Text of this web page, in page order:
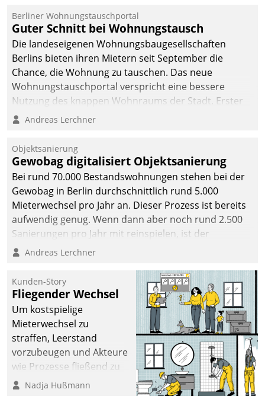
Berliner Wohnungstauschportal
Guter Schnitt bei Wohnungstausch
Die landeseigenen Wohnungsbaugesellschaften
Berlins bieten ihren Mietern seit September die
Chance, die Wohnung zu tauschen. Das neue
Wohnungstauschportal verspricht eine bessere
Nutzung des knappen Wohnraums der Stadt. Erster
Anwendungsfall für Datatrains Lösung API-Hub mit
Unternehmen.
Andreas Lerchner
Objektsanierung
Gewobag digitalisiert Objektsanierung
Bei rund 70.000 Bestandswohnungen stehen bei der
Gewobag in Berlin durchschnittlich rund 5.000
Mieterwechsel pro Jahr an. Dieser Prozess ist bereits
aufwendig genug. Wenn dann aber noch rund 2.500
Sanierungen pro Jahr mit reinspielen, ist der
Betreuungs- und Organisationsaufwand immens. Im
kommunale Wohnungsbauunternehmen daher
gemeinsam mit der Berliner Datatrain GmbH den
Teilprozess der Objektsanierung digitalisiert.
Andreas Lerchner
Kunden-Story
Fliegender Wechsel
Um kostspielige
Mieterwechsel zu
straffen, Leerstand
vorzubeugen und Akteure
wie Prozesse fließend zu
vernetzen, nutzt die
Nadja Hußmann